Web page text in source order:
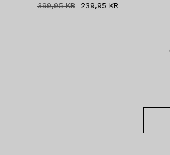
Normalpris
399,95 KR Udsalgspris
239,95 KR